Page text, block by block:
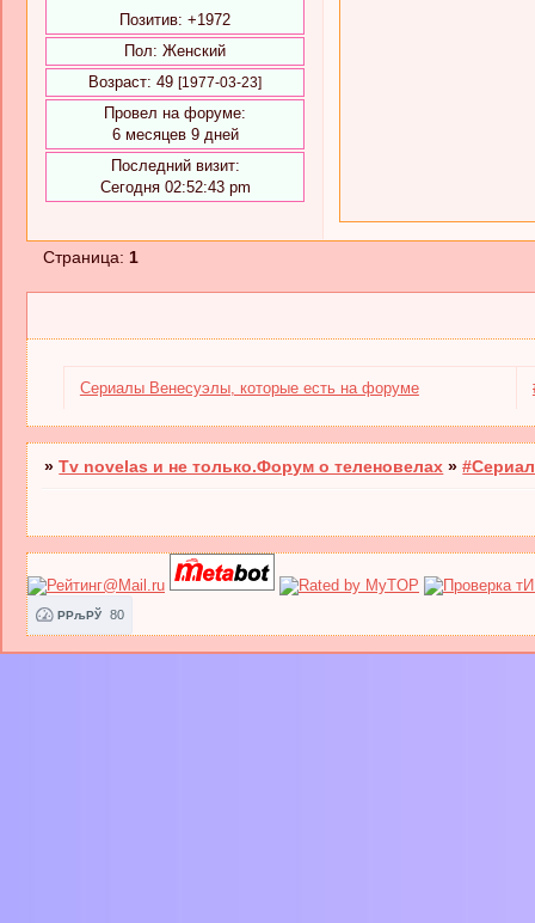
Позитив: +1972
Пол: Женский
Возраст: 49 [1977-03-23]
Провел на форуме:
6 месяцев 9 дней
Последний визит:
Сегодня 02:52:43 pm
Страница:1
Cериалы Венесуэлы, которые есть на форуме
»Tv novelas и не только.Форум о теленовелах »
РРљРЎ 80